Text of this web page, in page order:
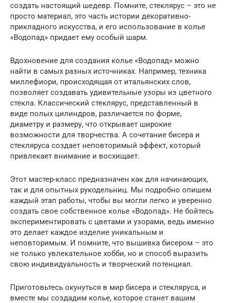
создать настоящий шедевр. Помните, стеклярус – это не
просто материал, это часть истории декоративно-
прикладного искусства, и его использование в колье
«Водопад» придает ему особый шарм.
Вдохновение для создания колье «Водопад» можно
найти в самых разных источниках. Например, техника
миллефиори, происходящая от итальянских слов,
позволяет создавать удивительные узоры из цветного
стекла. Классический стеклярус, представленный в
виде полых цилиндров, различается по форме,
диаметру и размеру, что открывает широкие
возможности для творчества. А сочетание бисера и
стекляруса создает неповторимый эффект, который
привлекает внимание и восхищает.
Этот мастер-класс предназначен как для начинающих,
так и для опытных рукодельниц. Мы подробно опишем
каждый этап работы, чтобы вы могли легко и уверенно
создать свое собственное колье «Водопад». Не бойтесь
экспериментировать с цветами и узорами, ведь именно
это делает каждое изделие уникальным и
неповторимым. И помните, что вышивка бисером – это
не только увлекательное хобби, но и способ выразить
свою индивидуальность и творческий потенциал.
Приготовьтесь окунуться в мир бисера и стекляруса, и
вместе мы создадим колье, которое станет вашим